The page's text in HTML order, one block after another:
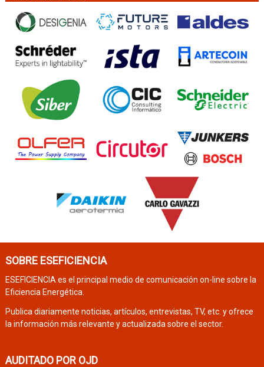
SOBRE ESEFICIENCIA
ESEFICIENCIA es el principal medio de comunicación on-line sobre la
Eficiencia Energética.
Publica diariamente noticias, artículos, entrevistas, TV, etc. y ofrece
la información más relevante y actualizada sobre el sector.
AUDITADO POR OJD